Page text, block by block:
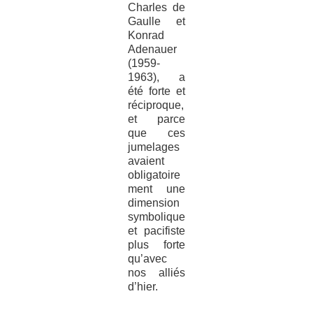
Charles de
Gaulle et
Konrad
Adenauer
(1959-
1963), a
été forte et
réciproque,
et parce
que ces
jumelages
avaient
obligatoire
ment une
dimension
symbolique
et pacifiste
plus forte
qu’avec
nos alliés
d’hier.